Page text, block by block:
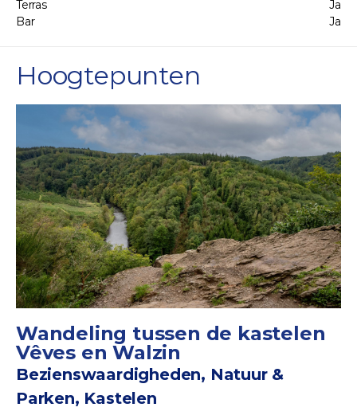
Terras
Ja
Bar
Ja
Hoogtepunten
Wandeling tussen de kastelen
Vêves en Walzin
Bezienswaardigheden, Natuur &
Parken, Kastelen